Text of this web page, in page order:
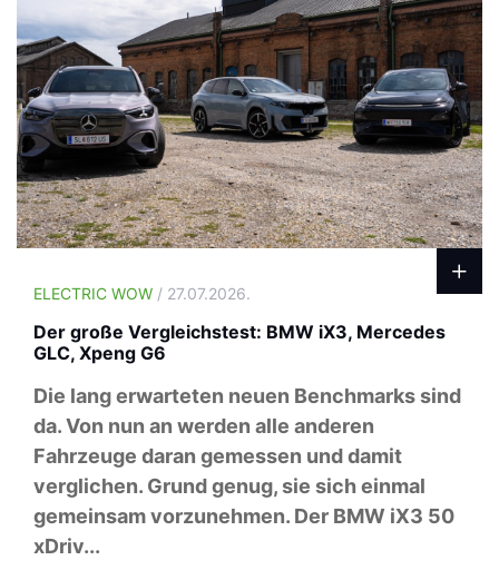
ELECTRIC WOW / 27.07.2026.
Der große Vergleichstest: BMW iX3, Mercedes
GLC, Xpeng G6
Die lang erwarteten neuen Benchmarks sind
da. Von nun an werden alle anderen
Fahrzeuge daran gemessen und damit
verglichen. Grund genug, sie sich einmal
gemeinsam vorzunehmen. Der BMW iX3 50
xDriv...